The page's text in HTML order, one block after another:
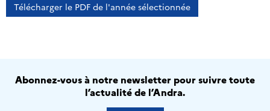
Télécharger le PDF de l'année sélectionnée
Abonnez-vous à notre newsletter pour suivre toute
l’actualité de l’Andra.